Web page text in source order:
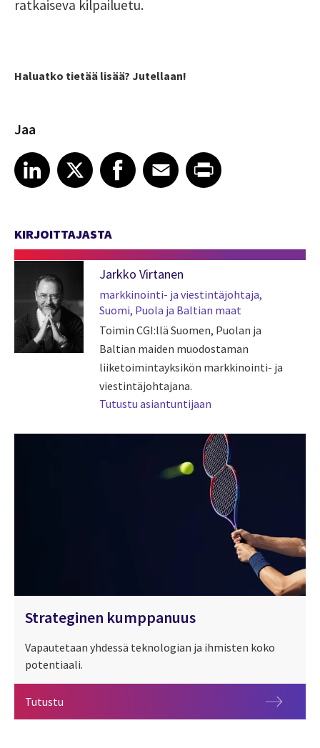
ratkaiseva kilpailuetu.
Haluatko tietää lisää? Jutellaan!
Jaa
Share article on LinkedIn
LinkedIn
Share article on XShare article on Facebook
Facebook
Share article on Email
EmailShare article on Print
KIRJOITTAJASTA
Jarkko Virtanen
markkinointi- ja viestintäjohtaja,
Suomi, Puola ja Baltian maat
Toimin CGI:llä Suomen, Puolan ja
Baltian maiden muodostaman
liiketoimintayksikön markkinointi- ja
viestintäjohtajana.
Tutustu asiantuntijaan
Strateginen kumppanuus
Vapautetaan yhdessä teknologian ja ihmisten koko
potentiaali.
Tutustu